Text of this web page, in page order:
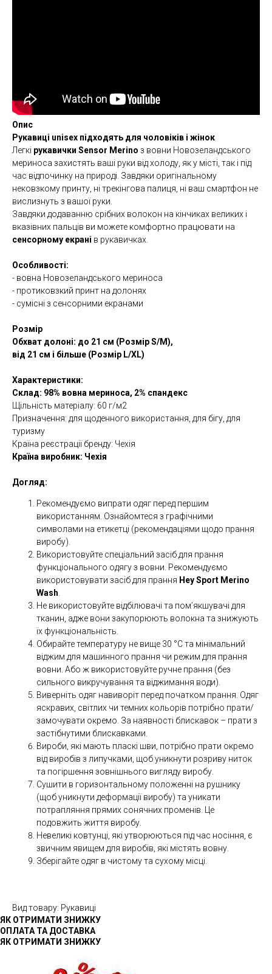
Опис
Рукавиці unisex підходять для чоловіків і жінок
Легкі рукавички Sensor Merino з вовни Новозеландського
мериноса захистять ваші руки від холоду, як у місті, так і під
час відпочинку на природі. Завдяки оригінальному
нековзкому принту, ні трекінгова палиця, ні ваш смартфон не
вислизнуть з вашої руки.
Завдяки додаванню срібних волокон на кінчиках великих і
вказівних пальців ви можете комфортно працювати на
сенсорному екрані в рукавичках.
Особливості:
- вовна Новозеландського мериноса
- протиковзкий принт на долонях
- сумісні з сенсорними екранами
Розмір
Обхват долоні: до 21 см (Розмір S/M),
від 21 см і більше (Розмір L/XL)
Характеристики:
Склад: 98% вовна мериноса, 2% спандекс
Щільність матеріалу: 60 г/м2
Призначення: для щоденного використання, для бігу, для
туризму
Країна реєстрації бренду: Чехія
Країна виробник: Чехія
Догляд:
Рекомендуємо випрати одяг перед першим
використанням. Ознайомтеся з графічними
символами на етикетці (рекомендаціями щодо прання
виробу).
Використовуйте спеціальний засіб для прання
функціонального одягу з вовни. Рекомендуємо
використовувати засіб для прання Hey Sport Merino
Wash.
Не використовуйте відбілювачі та пом’якшувачі для
тканин, адже вони закупорюють волокна та знижують
їх функціональність.
Обирайте температуру не вище 30 °C та мінімальний
віджим для машинного прання чи режим для прання
вовни. Або ж використовуйте ручне прання (без
сильного викручування та віджимання води).
Виверніть одяг навиворіт перед початком прання. Одяг
яскравих, світлих чи темних кольорів потрібно прати/
замочувати окремо. За наявності блискавок – прати з
застібнутими блискавками.
Вироби, які мають пласкі шви, потрібно прати окремо
від виробів з липучками, щоб уникнути розриву ниток
та погіршення зовнішнього вигляду виробу.
Сушити в горизонтальному положенні на рушнику
(щоб уникнути деформації виробу) та уникати
потрапляння прямих сонячних променів. Це
подовжить життя виробу.
Невеликі ковтунці, які утворюються під час носіння, є
звичним явищем для виробів, які містять вовну.
Зберігайте одяг в чистому та сухому місці.
Вид товару: Рукавиці
ЯК ОТРИМАТИ ЗНИЖКУ
ОПЛАТА ТА ДОСТАВКА
ЯК ОТРИМАТИ ЗНИЖКУ